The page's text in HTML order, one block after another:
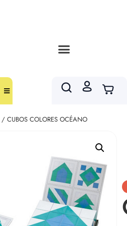
/ CUBOS COLORES OCÉANO